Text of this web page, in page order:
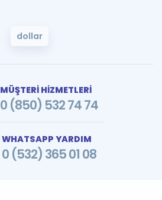
dollar
MÜŞTERİ HİZMETLERİ
0 (850) 532 74 74
WHATSAPP YARDIM
0 (532) 365 01 08